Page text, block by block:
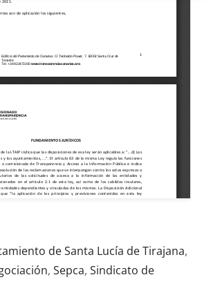
de Santa Lucía de Tirajana,
, Sepca, Sindicato de